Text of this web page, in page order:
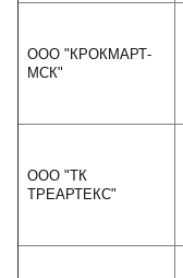
ООО "КРОКМАРТ-
МСК"
ООО "ТК
ТРЕАРТЕКС"